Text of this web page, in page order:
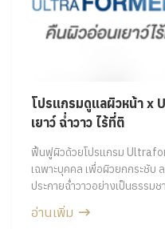
โปรแกรมดูแลผิวหน้า
เยาว์ ฉ่ำวาว ไร้ที่ติ
ฟื้นฟูผิวด้วยโปรแกรม
เฉพาะบุคคล เพื่อผิวยกกระชับ
ประกายฉ่ำวาวอย่างเป็นธรรม
อ่านเพิ่ม